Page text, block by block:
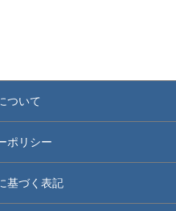
ついて
ポリシー
基づく表記